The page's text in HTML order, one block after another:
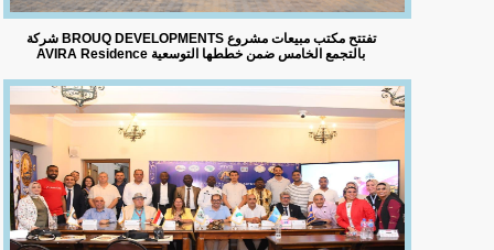
شركة BROUQ DEVELOPMENTS تفتتح مكتب مبيعات مشروع
AVIRA Residence بالتجمع الخامس ضمن خططها التوسعية